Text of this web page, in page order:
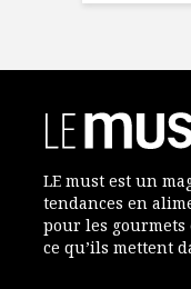
LE must est un
tendances en
pour les
ce qu’ils mettent